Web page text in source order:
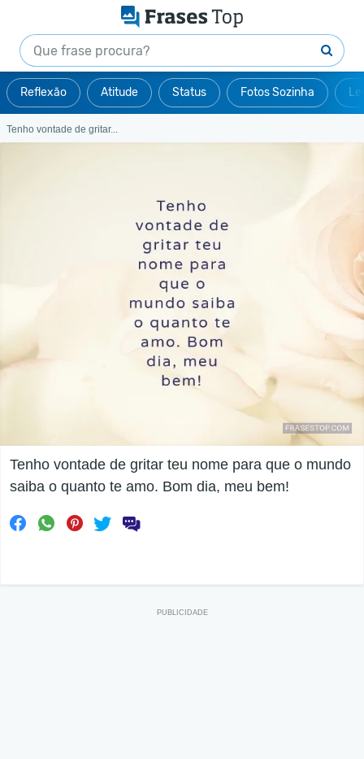
Reflexão Atitude Status Fotos Sozinha
Tenho vontade de gritar...
Tenho vontade de gritar teu nome para que o mundo
saiba o quanto te amo. Bom dia, meu bem!